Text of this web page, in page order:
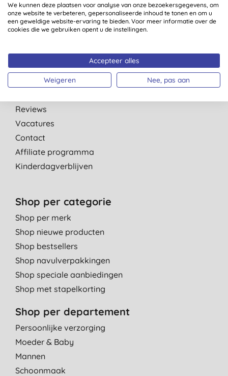
Snelle Links
Over ons
Onze normen
Reviews
Vacatures
Contact
Affiliate programma
Kinderdagverblijven
Shop per categorie
Shop per merk
Shop nieuwe producten
Shop bestsellers
Shop navulverpakkingen
Shop speciale aanbiedingen
Shop met stapelkorting
Shop per departement
Persoonlijke verzorging
Moeder & Baby
Mannen
Schoonmaak
We kunnen deze plaatsen voor analyse van onze bezoekersgegevens, om
onze website te verbeteren, gepersonaliseerde inhoud te tonen en om u
een geweldige website-ervaring te bieden. Voor meer informatie over de
cookies die we gebruiken opent u de instellingen.
Accepteer alles
Weigeren Nee, pas aan